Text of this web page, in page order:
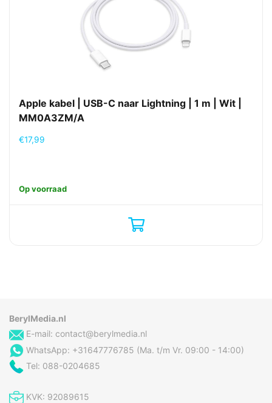
Apple kabel | USB-C naar Lightning | 1 m | Wit |
MM0A3ZM/A
€17,99
Op voorraad
BerylMedia.nl
E-mail: contact@berylmedia.nl
WhatsApp: +31647776785 (Ma. t/m Vr. 09:00 - 14:00)
Tel: 088-0204685
KVK: 92089615